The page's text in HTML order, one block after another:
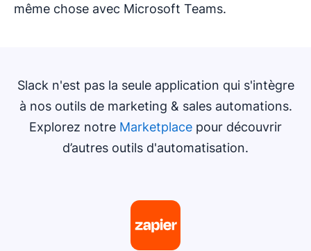
même chose avec Microsoft Teams.
Slack n'est pas la seule application qui s'intègre
à nos outils de marketing & sales automations.
Explorez notre Marketplace pour découvrir
d’autres outils d'automatisation.